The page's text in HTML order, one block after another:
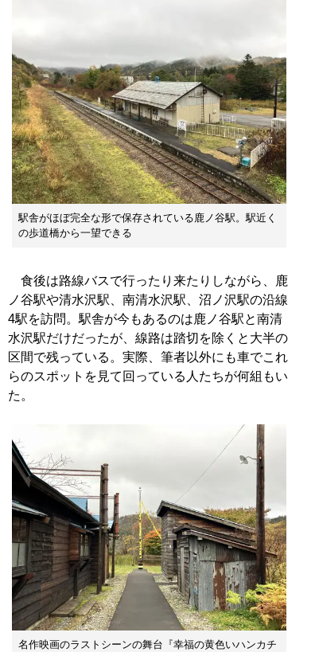
駅舎がほぼ完全な形で保存されている鹿ノ谷駅。駅近く
の歩道橋から一望できる
食後は路線バスで行ったり来たりしながら、鹿
ノ谷駅や清水沢駅、南清水沢駅、沼ノ沢駅の沿線
4駅を訪問。駅舎が今もあるのは鹿ノ谷駅と南清
水沢駅だけだったが、線路は踏切を除くと大半の
区間で残っている。実際、筆者以外にも車でこれ
らのスポットを見て回っている人たちが何組もい
た。
名作映画のラストシーンの舞台『幸福の黄色いハンカチ